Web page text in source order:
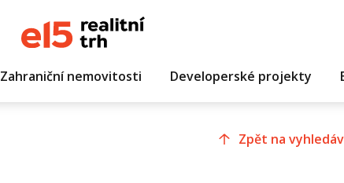
Zahraniční nemovitosti Developerské projekty
Zpět na